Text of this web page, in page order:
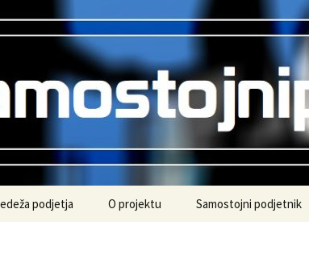
na enem mestu.
podjetja O projektu Samostojni podjetnik